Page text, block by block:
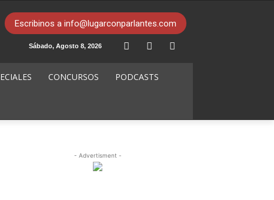
Escribinos a info@lugarconparlantes.com
Sábado, Agosto 8, 2026
CONCURSOS PODCASTS
- Advertisment -